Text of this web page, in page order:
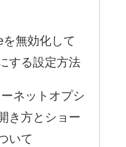
無効化して
する設定方法
ネットオプシ
き方とショー
いて